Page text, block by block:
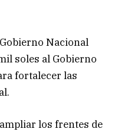
Nacional
soles al Gobierno
fortalecer las
los frentes de